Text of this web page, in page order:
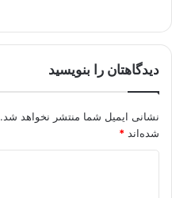
دیدگاهتان را بنویسید
نشانی ایمیل شما منتشر نخواهد شد.
شده‌اند *